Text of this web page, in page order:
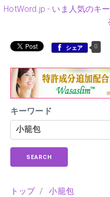
HotWord.jp - いま人気のキ
シェア 0
キーワード
SEARCH
トップ/小籠包